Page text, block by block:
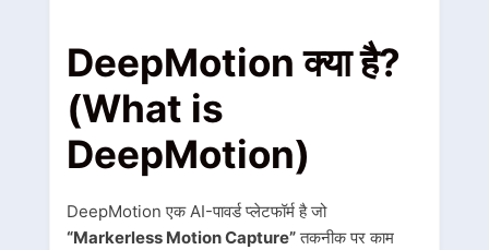
DeepMotion क्या है?
(What is
DeepMotion)
DeepMotion एक AI-पावर्ड प्लेटफॉर्म है जो
“Markerless Motion Capture”तकनीक पर काम